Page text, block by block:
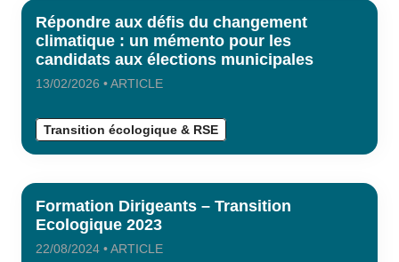
Répondre aux défis du changement
climatique : un mémento pour les
candidats aux élections municipales
13/02/2026 • ARTICLE
Transition écologique & RSE
Formation Dirigeants – Transition
Ecologique 2023
22/08/2024 • ARTICLE